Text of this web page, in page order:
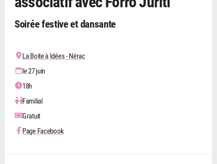
Soirée festive et dansante
La Boite à Idées - Nérac
le 27 juin
18h
Familial
Gratuit
Page Facebook